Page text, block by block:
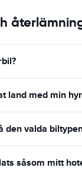
land med min
den valda
såsom mitt